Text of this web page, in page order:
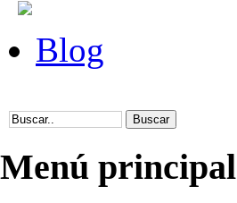
Blog
Menú principal